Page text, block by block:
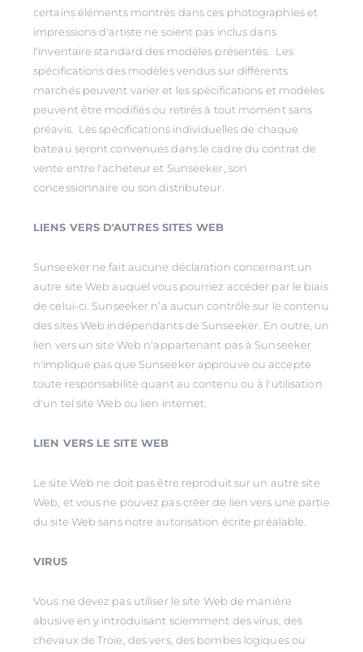
certains éléments montrés dans ces photographies et
impressions d'artiste ne soient pas inclus dans
l'inventaire standard des modèles présentés. Les
spécifications des modèles vendus sur différents
marchés peuvent varier et les spécifications et modèles
peuvent être modifiés ou retirés à tout moment sans
préavis. Les spécifications individuelles de chaque
bateau seront convenues dans le cadre du contrat de
vente entre l'acheteur et Sunseeker, son
concessionnaire ou son distributeur.
LIENS VERS D'AUTRES SITES WEB
Sunseeker ne fait aucune déclaration concernant un
autre site Web auquel vous pourriez accéder par le biais
de celui-ci. Sunseeker n’a aucun contrôle sur le contenu
des sites Web indépendants de Sunseeker. En outre, un
lien vers un site Web n'appartenant pas à Sunseeker
n'implique pas que Sunseeker approuve ou accepte
toute responsabilité quant au contenu ou à l'utilisation
d'un tel site Web ou lien internet.
LIEN VERS LE SITE WEB
Le site Web ne doit pas être reproduit sur un autre site
Web, et vous ne pouvez pas créer de lien vers une partie
du site Web sans notre autorisation écrite préalable.
VIRUS
Vous ne devez pas utiliser le site Web de manière
abusive en y introduisant sciemment des virus, des
chevaux de Troie, des vers, des bombes logiques ou